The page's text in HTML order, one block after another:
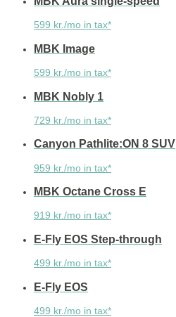
599 kr./mo in tax*
MBK Image
599 kr./mo in tax*
MBK Nobly 1
729 kr./mo in tax*
Canyon Pathlite:ON 8 SUV
959 kr./mo in tax*
MBK Octane Cross E
919 kr./mo in tax*
E-Fly EOS Step-through
499 kr./mo in tax*
E-Fly EOS
499 kr./mo in tax*